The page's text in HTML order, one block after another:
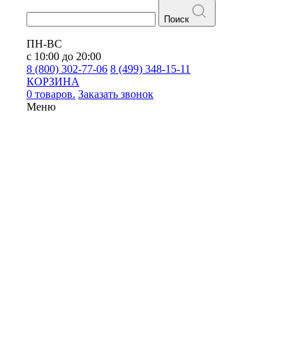
Поиск
ПН-ВС
с 10:00 до 20:00
8 (800) 302-77-06 8 (499) 348-15-11
КОРЗИНА
0 товаров. Заказать звонок
Меню